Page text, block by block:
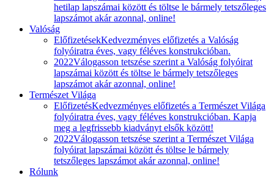
hetilap lapszámai között és töltse le bármely tetszőleges
lapszámot akár azonnal, online!
Valóság
ElőfizetésekKedvezményes előfizetés a Valóság
folyóiratra éves, vagy féléves konstrukcióban.
2022Válogasson tetszése szerint a Valóság folyóirat
lapszámai között és töltse le bármely tetszőleges
lapszámot akár azonnal, online!
Természet Világa
ElőfizetésKedvezményes előfizetés a Természet Világa
folyóiratra éves, vagy féléves konstrukcióban. Kapja
meg a legfrissebb kiadványt elsők között!
2022Válogasson tetszése szerint a Természet Világa
folyóirat lapszámai között és töltse le bármely
tetszőleges lapszámot akár azonnal, online!
Rólunk